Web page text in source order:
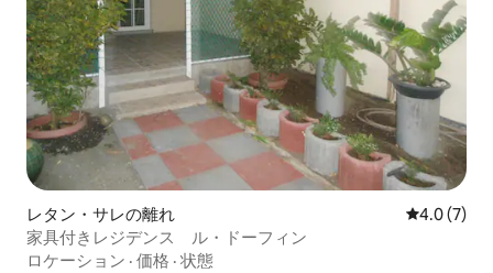
レタン・サレの離れ レビュー7
4.0 (7)
家具付きレジデンス ル・ドーフィン
ロケーション · 価格 · 状態